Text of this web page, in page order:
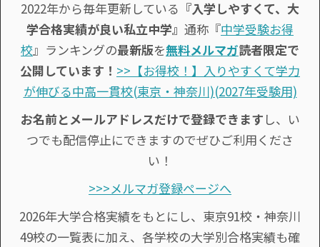
2022年から毎年更新している 『入学しやすくて、大
学合格実績が良い私立中学』 通称『中学受験お得
校』ランキングの最新版を無料メルマガ読者限定で
公開しています！ >>【お得校！】入りやすくて学力
が伸びる中高一貫校(東京・神奈川)(2027年受験用)
お名前とメールアドレスだけで登録できます し、い
つでも配信停止にできますのでぜひご利用くださ
い！
>>>メルマガ登録ページへ
2026年大学合格実績をもとにし、東京91校・神奈川
49校の一覧表に加え、各学校の大学別合格実績も確